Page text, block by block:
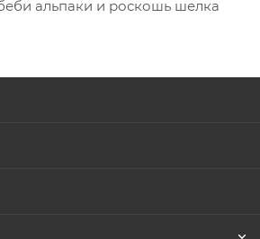
альпаки и роскошь шелка